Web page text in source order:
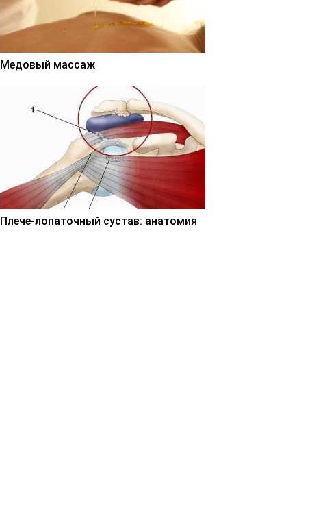
Медовый массаж
Плече-лопаточный сустав: анатомия